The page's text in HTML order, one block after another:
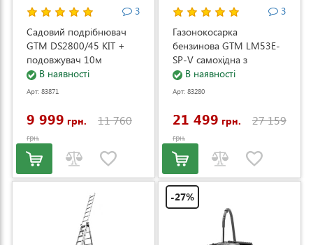
3
Садовий подрібнювач
GTM DS2800/45 KIT +
подовжувач 10м
(DS2800/45_KIT+ext.cord)
В наявності
Арт: 83871
9 999 грн. 11 760
грн.
3
Газонокосарка
бензинова GTM LM53E-
SP-V самохідна з
електростартером та
регулюванням швидкості
В наявності
Арт: 83280
21 499 грн. 27 159
грн.
-27%